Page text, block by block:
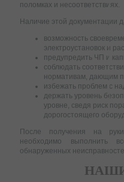
поломках и несоответствиях.
Наличие этой документации
возможность
электроустановок и
предупредить ЧП и
соблюдать
нормативам, дающим
избежать проблем с
держать уровень
уровне, сведя риск
дорогостоящего
После получения на
необходимо выполнить
обнаруженных